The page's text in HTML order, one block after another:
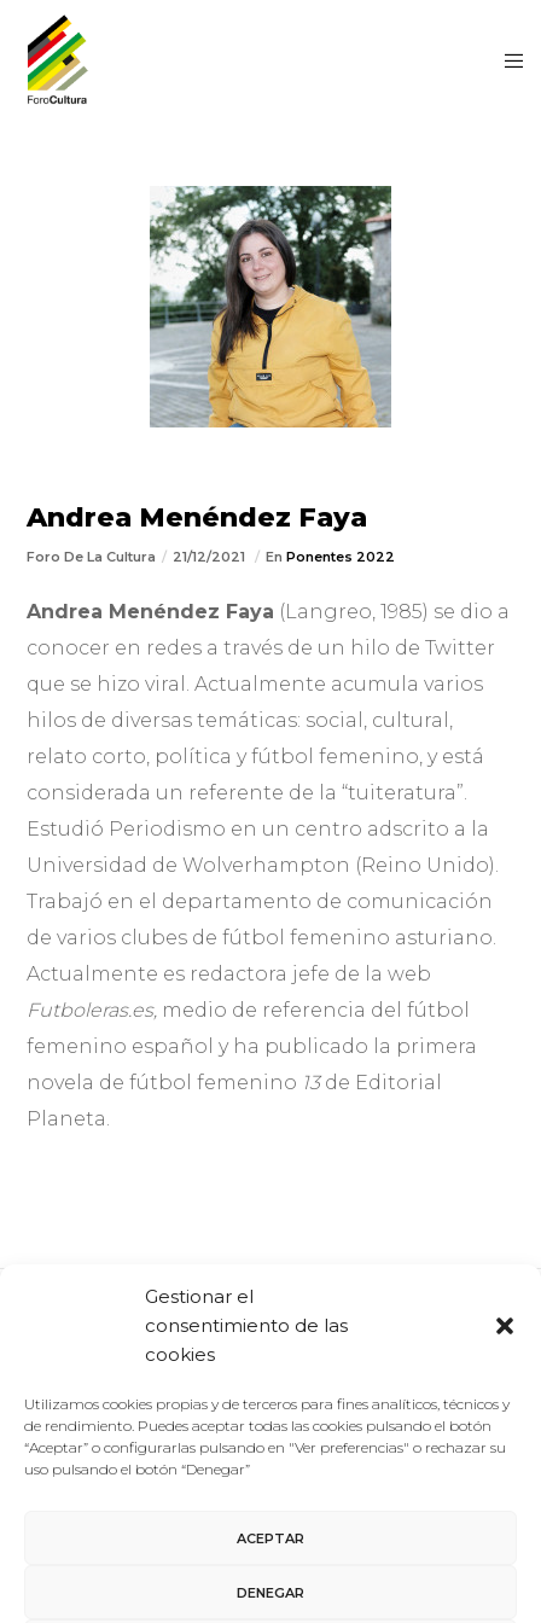
Gestionar el
consentimiento de las
cookies
Utilizamos cookies propias y de terceros para fines analíticos, técnicos y
de rendimiento. Puedes aceptar todas las cookies pulsando el botón
“Aceptar” o configurarlas pulsando en "Ver preferencias" o rechazar su
uso pulsando el botón “Denegar”
ACEPTAR
DENEGAR
Andrea Menéndez Faya
Foro De La Cultura 21/12/2021 EnPonentes 2022
Andrea Menéndez Faya (Langreo, 1985) se dio a
conocer en redes a través de un hilo de Twitter
que se hizo viral. Actualmente acumula varios
hilos de diversas temáticas: social, cultural,
relato corto, política y fútbol femenino, y está
considerada un referente de la “tuiteratura”.
Estudió Periodismo en un centro adscrito a la
Universidad de Wolverhampton (Reino Unido).
Trabajó en el departamento de comunicación
de varios clubes de fútbol femenino asturiano.
Actualmente es redactora jefe de la web
Futboleras.es, medio de referencia del fútbol
femenino español y ha publicado la primera
novela de fútbol femenino 13de Editorial
Planeta.
Comparte: Facebook Twitter